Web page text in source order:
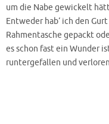
um die Nabe gewickelt
Entweder hab‘ ich den
Rahmentasche gepackt
es schon fast ein Wunder
runtergefallen und